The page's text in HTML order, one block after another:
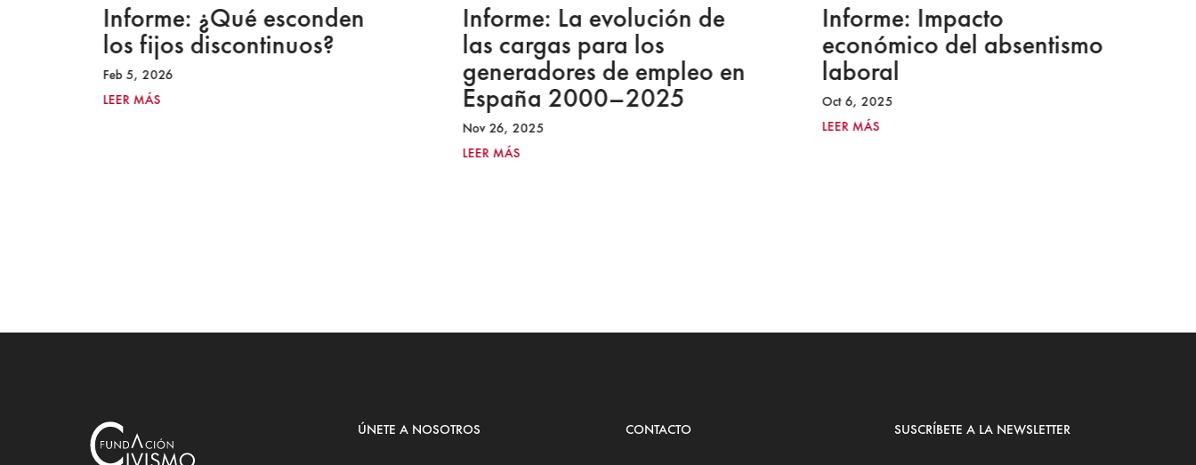
Informe: ¿Qué esconden
los fijos discontinuos?
Feb 5, 2026
LEER MÁS
Informe: La evolución de
las cargas para los
generadores de empleo en
España 2000–2025
Nov 26, 2025
LEER MÁS
Informe: Impacto
económico del absentismo
laboral
Oct 6, 2025
LEER MÁS
ÚNETE A NOSOTROS CONTACTO SUSCRÍBETE A LA NEWSLETTER